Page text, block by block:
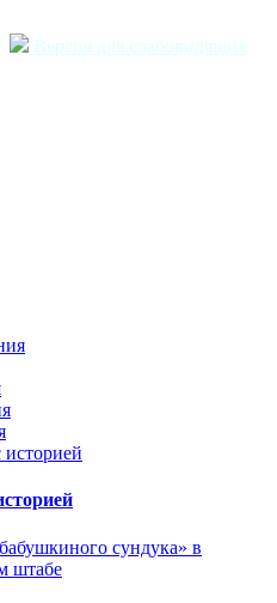
Версия для слабовидящих